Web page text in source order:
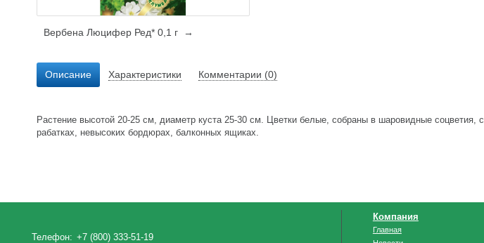
Вербена Люцифер Ред* 0,1 г →
Описание Характеристики Комментарии (0)
Растение высотой 20-25 см, диаметр куста 25-30 см. Цветки белые, собраны в шаровидные
рабатках, невысоких бордюрах, балконных ящиках.
Телефон: +7 (800) 333-51-19
Компания
Главная